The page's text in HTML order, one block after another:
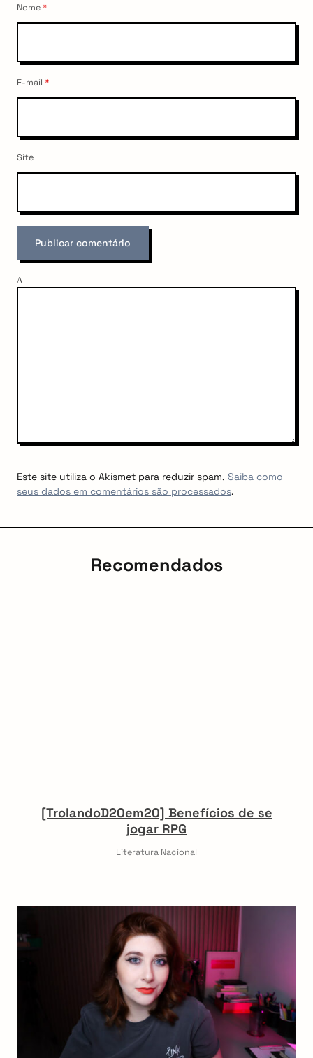
Nome*
E-mail *
Site
Δ
Este site utiliza o Akismet para reduzir spam. Saiba como
seus dados em comentários são processados.
Recomendados
[TrolandoD20em20] Benefícios de se
jogar RPG
Literatura Nacional